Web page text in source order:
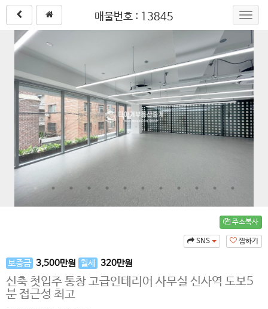
매물번호 : 13845
주소복사
찜하기
SNS
보증금 3,500만원 월세 320만원
신축 첫입주 통창 고급인테리어 사무실 신사역 도보5
분 접근성 최고